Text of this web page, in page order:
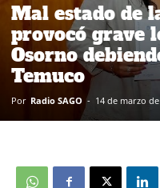
Mal estado de
provocó grave
Osorno
Temuco
Por Radio SAGO - 14 de marzo